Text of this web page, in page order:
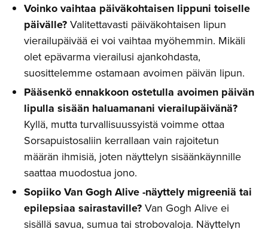
Voinko vaihtaa päiväkohtaisen lippuni toiselle
päivälle?Valitettavasti päiväkohtaisen lipun
vierailupäivää ei voi vaihtaa myöhemmin. Mikäli
olet epävarma vierailusi ajankohdasta,
suosittelemme ostamaan avoimen päivän lipun.
Pääsenkö ennakkoon ostetulla avoimen päivän
lipulla sisään haluamanani vierailupäivänä?
Kyllä, mutta turvallisuussyistä voimme ottaa
Sorsapuistosaliin kerrallaan vain rajoitetun
määrän ihmisiä, joten näyttelyn sisäänkäynnille
saattaa muodostua jono.
Sopiiko Van Gogh Alive -näyttely migreeniä tai
epilepsiaa sairastaville?Van Gogh Alive ei
sisällä savua, sumua tai strobovaloja. Näyttelyn